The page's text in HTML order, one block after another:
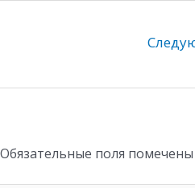
Обязательные поля помечены